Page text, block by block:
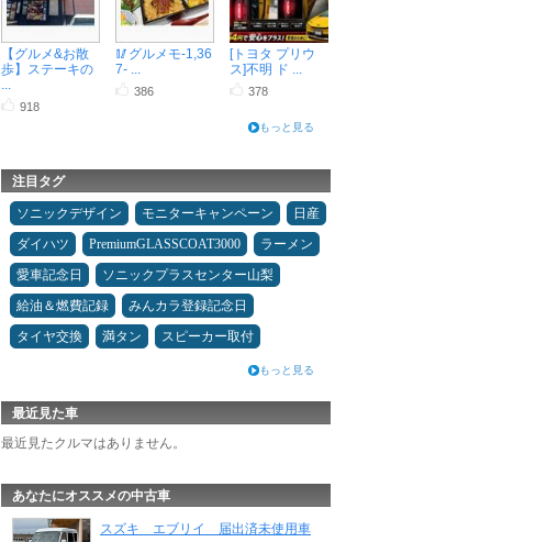
【グルメ&お散
歩】ステーキの
...
918
🥢グルメモ-1,36
7- ...
386
[トヨタ プリウ
ス]不明 ド ...
378
もっと見る
注目タグ
ソニックデザイン モニターキャンペーン
日産
ダイハツ
PremiumGLASSCOAT3000
ラーメン
愛車記念日
ソニックプラスセンター山梨
給油＆燃費記録
みんカラ登録記念日
タイヤ交換
満タン スピーカー取付
もっと見る
最近見た車
最近見たクルマはありません。
あなたにオススメの中古車
スズキ エブリイ 届出済未使用車